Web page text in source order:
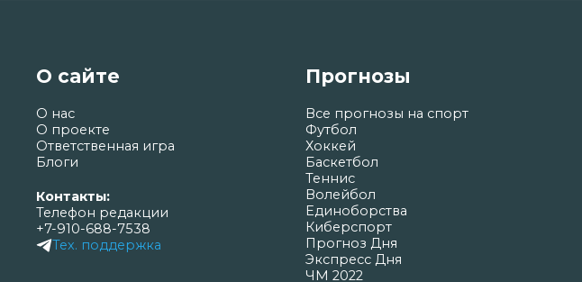
О сайте
О нас
О проекте
Ответственная игра
Блоги
Контакты:
Телефон редакции
+7-910-688-7538
Тех. поддержка
Прогнозы
Все прогнозы на спорт
Футбол
Хоккей
Баскетбол
Теннис
Волейбол
Единоборства
Киберспорт
Прогноз Дня
Экспресс Дня
ЧМ 2022